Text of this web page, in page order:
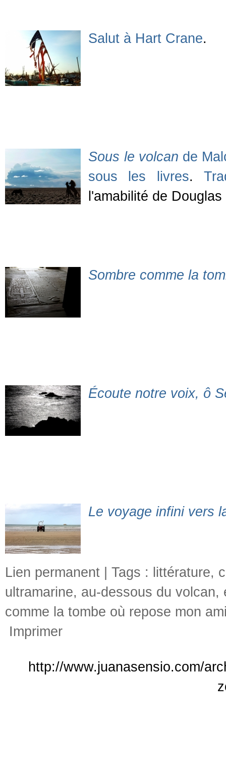
Salut à Hart Crane.
Sous le volcan de
sous les livres.
l'amabilité de
Sombre comme la
Écoute notre voix, ô
Le voyage infini vers
Lien permanent | Tags : littérature,
ultramarine, au-dessous du volcan,
comme la tombe où repose mon
Imprimer
http://www.juanasensio.com/